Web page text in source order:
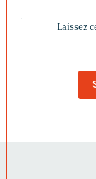
Laissez